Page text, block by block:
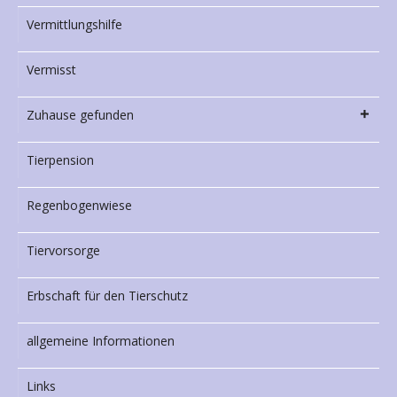
Vermittlungshilfe
Vermisst
Zuhause gefunden
Tierpension
Regenbogenwiese
Tiervorsorge
Erbschaft für den Tierschutz
allgemeine Informationen
Links